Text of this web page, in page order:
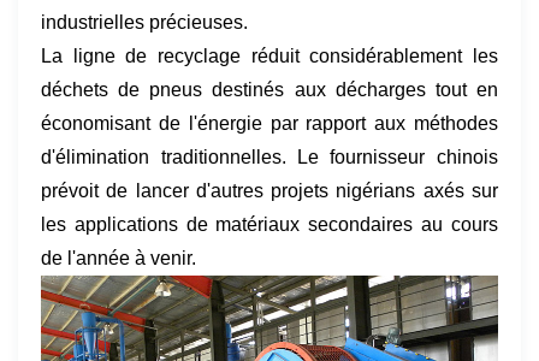
industrielles précieuses.
La ligne de recyclage réduit considérablement les
déchets de pneus destinés aux décharges tout en
économisant de l'énergie par rapport aux méthodes
d'élimination traditionnelles. Le fournisseur chinois
prévoit de lancer d'autres projets nigérians axés sur
les applications de matériaux secondaires au cours
de l'année à venir.